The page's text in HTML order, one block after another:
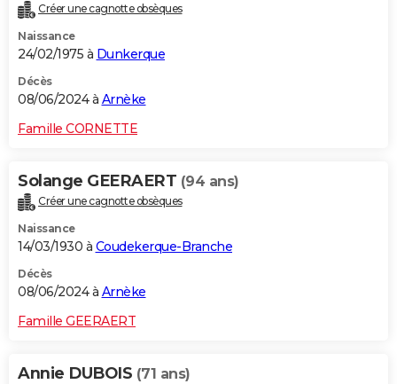
Créer une cagnotte obsèques
Naissance
24/02/1975 à Dunkerque
Décès
08/06/2024 à Arnèke
Famille CORNETTE
Solange GEERAERT (94 ans)
Créer une cagnotte obsèques
Naissance
14/03/1930 à Coudekerque-Branche
Décès
08/06/2024 à Arnèke
Famille GEERAERT
Annie DUBOIS (71 ans)